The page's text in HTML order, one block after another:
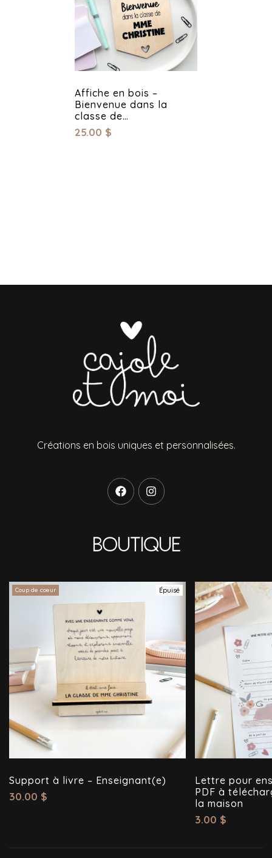
Affiche en bois –
Bienvenue dans la
classe de…
25.00 $
Créations en bois uniques et personnalisées.
Boutique
Coup de coeur Épuisé
Support à livre – Enseignant(e)
30.00 $
Lettre pour
PDF à
la maison
3.00 $